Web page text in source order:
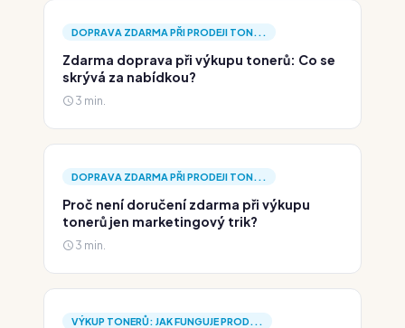
DOPRAVA ZDARMA PŘI PRODEJI TON...
Zdarma doprava při výkupu tonerů: Co se
skrývá za nabídkou?
3 min.
DOPRAVA ZDARMA PŘI PRODEJI TON...
Proč není doručení zdarma při výkupu
tonerů jen marketingový trik?
3 min.
VÝKUP TONERŮ: JAK FUNGUJE PROD...